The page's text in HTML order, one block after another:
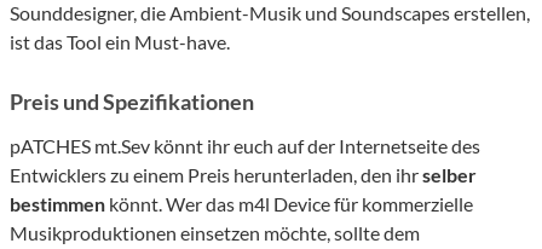
Sounddesigner, die Ambient-Musik und Soundscapes erstellen,
ist das Tool ein Must-have.
Preis und Spezifikationen
pATCHES mt.Sev könnt ihr euch auf der Internetseite des
Entwicklers zu einem Preis herunterladen, den ihrselber
bestimmen könnt. Wer das m4l Device für kommerzielle
Musikproduktionen einsetzen möchte, sollte dem